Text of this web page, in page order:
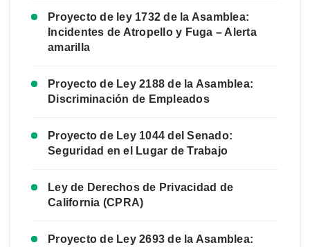
Proyecto de ley 1732 de la Asamblea:
Incidentes de Atropello y Fuga – Alerta
amarilla
Proyecto de Ley 2188 de la Asamblea:
Discriminación de Empleados
Proyecto de Ley 1044 del Senado:
Seguridad en el Lugar de Trabajo
Ley de Derechos de Privacidad de
California (CPRA)
Proyecto de Ley 2693 de la Asamblea: